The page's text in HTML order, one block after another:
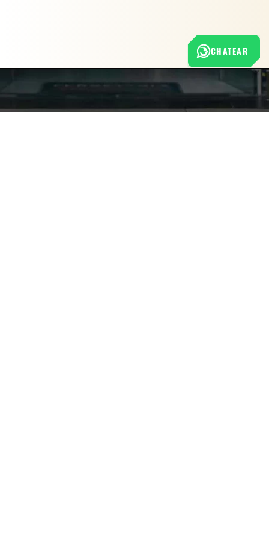
Nuestra empresa
CHATEAR